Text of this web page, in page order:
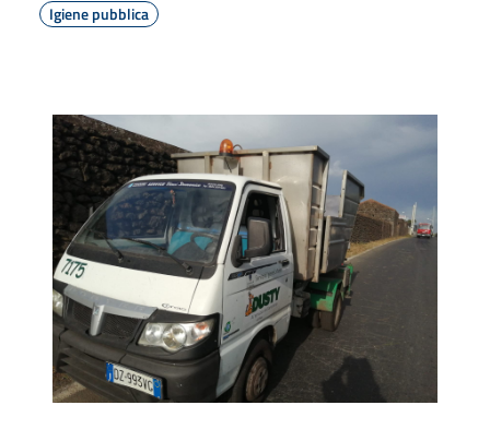
Igiene pubblica